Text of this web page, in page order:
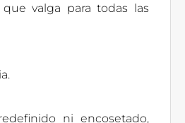
valga para todas las
ni encosetado,